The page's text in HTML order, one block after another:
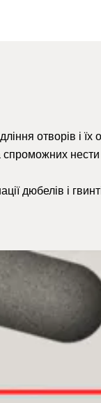
отворів і їх
дюбелів і